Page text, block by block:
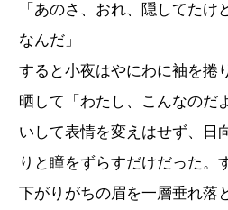
「あのさ、おれ、隠してたけ
なんだ」
すると小夜はやにわに袖を捲
晒して「わたし、こんなのだ
いして表情を変えはせず、日
りと瞳をずらすだけだった。
下がりがちの眉を一層垂れ落